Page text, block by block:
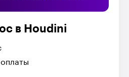
в Houdini